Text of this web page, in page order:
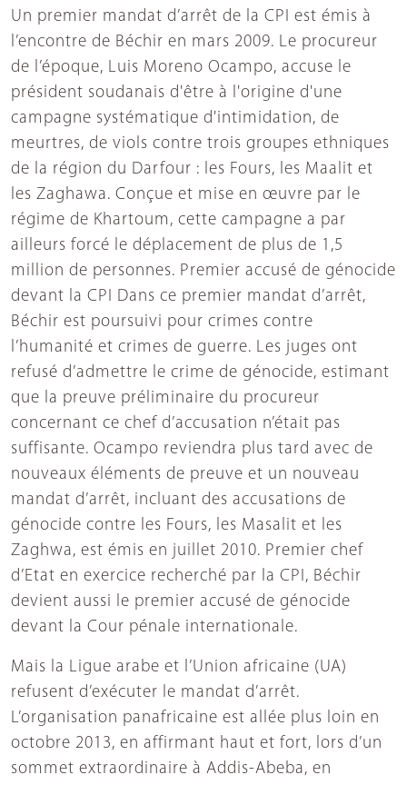
Un premier mandat d’arrêt de la CPI est émis à
l’encontre de Béchir en mars 2009. Le procureur
de l’époque, Luis Moreno Ocampo, accuse le
président soudanais d'être à l'origine d'une
campagne systématique d'intimidation, de
meurtres, de viols contre trois groupes ethniques
de la région du Darfour : les Fours, les Maalit et
les Zaghawa. Conçue et mise en œuvre par le
régime de Khartoum, cette campagne a par
ailleurs forcé le déplacement de plus de 1,5
million de personnes. Premier accusé de génocide
devant la CPI Dans ce premier mandat d’arrêt,
Béchir est poursuivi pour crimes contre
l’humanité et crimes de guerre. Les juges ont
refusé d’admettre le crime de génocide, estimant
que la preuve préliminaire du procureur
concernant ce chef d’accusation n’était pas
suffisante. Ocampo reviendra plus tard avec de
nouveaux éléments de preuve et un nouveau
mandat d’arrêt, incluant des accusations de
génocide contre les Fours, les Masalit et les
Zaghwa, est émis en juillet 2010. Premier chef
d’Etat en exercice recherché par la CPI, Béchir
devient aussi le premier accusé de génocide
devant la Cour pénale internationale.
Mais la Ligue arabe et l’Union africaine (UA)
refusent d’exécuter le mandat d’arrêt.
L’organisation panafricaine est allée plus loin en
octobre 2013, en affirmant haut et fort, lors d’un
sommet extraordinaire à Addis-Abeba, en